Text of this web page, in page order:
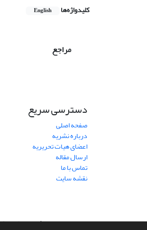
کلیدواژه‌ها English
مراجع
دسترسی سریع
صفحه اصلی
درباره نشریه
اعضای هیات تحریریه
ارسال مقاله
تماس با ما
نقشه سایت
سامانه مدیریت نشریات علمی.